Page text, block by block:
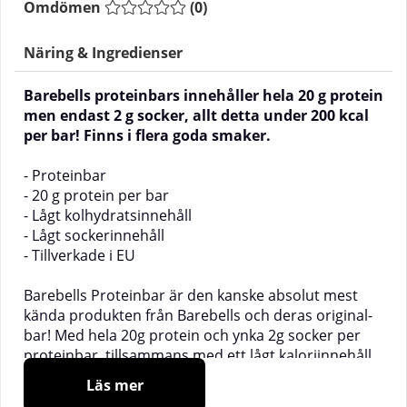
Omdömen (0)
Näring & Ingredienser
Barebells proteinbars innehåller hela 20 g protein
men endast 2 g socker, allt detta under 200 kcal
per bar! Finns i flera goda smaker.
- Proteinbar
- 20 g protein per bar
- Lågt kolhydratsinnehåll
- Lågt sockerinnehåll
- Tillverkade i EU
Barebells Proteinbar är den kanske absolut mest
kända produkten från Barebells och deras original-
bar! Med hela 20g protein och ynka 2g socker per
proteinbar, tillsammans med ett lågt kaloriinnehåll
(200kcal) och otroligt goda smaker befinner sig
Barebells proteinbar i toppen vad gäller proteinbars
Läs mer